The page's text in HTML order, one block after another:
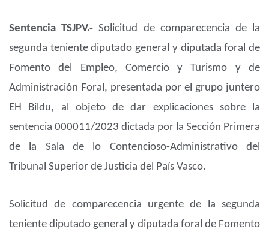
Sentencia TSJPV.-Solicitud de comparecencia de la
segunda teniente diputado general y diputada foral de
Fomento del Empleo, Comercio y Turismo y de
Administración Foral, presentada por el grupo juntero
EH Bildu, al objeto de dar explicaciones sobre la
sentencia 000011/2023 dictada por la Sección Primera
de la Sala de lo Contencioso-Administrativo del
Tribunal Superior de Justicia del País Vasco.
Solicitud de comparecencia urgente de la segunda
teniente diputado general y diputada foral de Fomento